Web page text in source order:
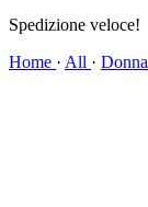
Spedizione veloce!
Home · All · Donna